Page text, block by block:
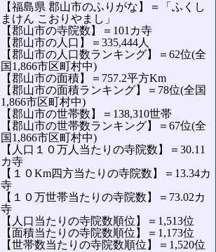
【福島県 郡山市のふりがな】＝「ふくし
まけん こおりやまし」
【郡山市の寺院数】＝101カ寺
【郡山市の人口】＝335,444人
【郡山市の人口数ランキング】＝62位(全
国1,866市区町村中)
【郡山市の面積】＝757.2平方Km
【郡山市の面積ランキング】＝78位(全国
1,866市区町村中)
【郡山市の世帯数】＝138,310世帯
【郡山市の世帯数ランキング】＝67位(全
国1,866市区町村中)
【人口１０万人当たりの寺院数】＝30.11
カ寺
【１０Km四方当たりの寺院数】＝13.34カ
寺
【１０万世帯当たりの寺院数】＝73.02カ
寺
【人口当たりの寺院数順位】＝1,513位
【面積当たりの寺院数順位】＝1,173位
【世帯数当たりの寺院数順位】＝1,520位